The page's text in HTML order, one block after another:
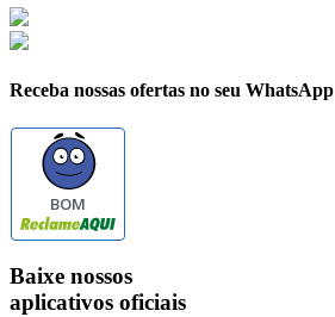
Receba nossas ofertas no seu WhatsApp
BOM
Baixe nossos
aplicativos oficiais